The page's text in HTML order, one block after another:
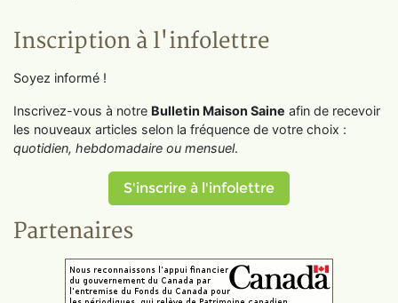
Inscription à l'infolettre
Soyez informé !
Inscrivez-vous à notre Bulletin Maison Saine afin de recevoir
les nouveaux articles selon la fréquence de votre choix :
quotidien, hebdomadaire ou mensuel.
S'inscrire à l'infolettre
Partenaires